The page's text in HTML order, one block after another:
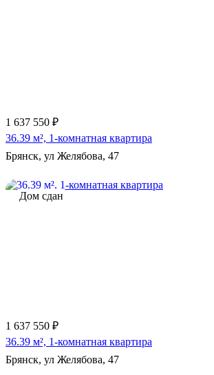
1 637 550 ₽
36.39 м², 1-комнатная квартира
Брянск, ул Желябова, 47
Дом сдан
1 637 550 ₽
36.39 м², 1-комнатная квартира
Брянск, ул Желябова, 47